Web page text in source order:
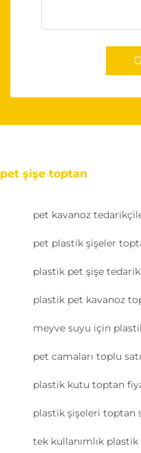
pet şişe toptan
pet kavanoz
pet plastik şişeler
plastik pet şişe
plastik pet kavanoz
meyve suyu için
pet camaları toplu
plastik kutu toptan
plastik şişeleri toptan
tek kullanımlık